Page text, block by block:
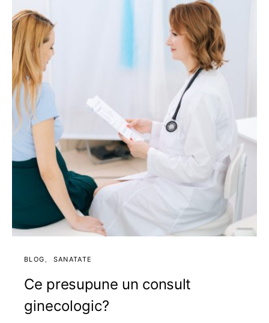
BLOG SANATATE
Ce presupune un consult
ginecologic?